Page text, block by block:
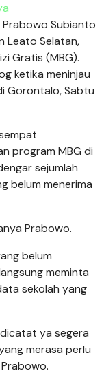
Prabowo Subianto
Leato Selatan,
Gratis (MBG).
ketika meninjau
Gorontalo, Sabtu
program MBG di
sejumlah
belum menerima
Prabowo.
belum
meminta
sekolah yang
ya segera
merasa perlu